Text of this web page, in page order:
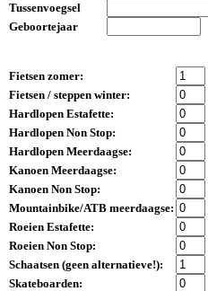
Tussenvoegsel
Geboortejaar
Fietsen zomer:
Fietsen / steppen winter:
Hardlopen Estafette:
Hardlopen Non Stop:
Hardlopen Meerdaagse:
Kanoen Meerdaagse:
Kanoen Non Stop:
Mountainbike/ATB meerdaagse:
Roeien Estafette:
Roeien Non Stop:
Schaatsen (geen alternatieve!):
Skateboarden: